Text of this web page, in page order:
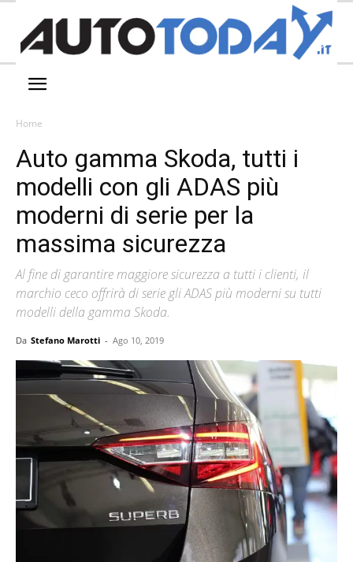
Home
Auto gamma Skoda, tutti i
modelli con gli ADAS più
moderni di serie per la
massima sicurezza
Al fine di garantire maggiore sicurezza a tutti i clienti, il
marchio ceco offrirà di serie gli ADAS più moderni su tutti
modelli della gamma Skoda.
Da Stefano Marotti - Ago 10, 2019